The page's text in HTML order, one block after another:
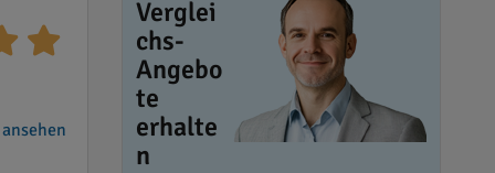
Verglei
chs-
Angebo
te
erhalte
n